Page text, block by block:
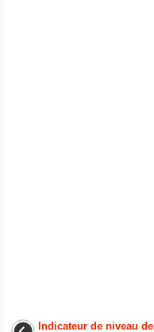
Indicateur de niveau de